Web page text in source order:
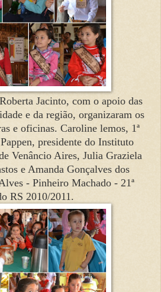
Jacinto, com o apoio das
e da região, organizaram os
e oficinas. Caroline lemos, 1ª
presidente do Instituto
Venâncio Aires, Julia Graziela
e Amanda Gonçalves dos
- Pinheiro Machado - 21ª
RS 2010/2011.